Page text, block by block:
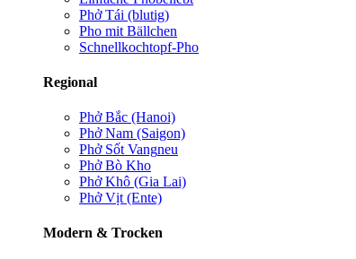
Phở Tái (blutig)
Pho mit Bällchen
Schnellkochtopf-Pho
Regional
Phở Bắc (Hanoi)
Phở Nam (Saigon)
Phở Sốt Vangneu
Phở Bò Kho
Phở Khô (Gia Lai)
Phở Vịt (Ente)
Modern & Trocken